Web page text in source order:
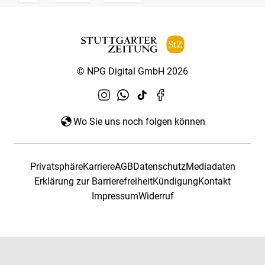
© NPG Digital GmbH 2026
Wo Sie uns noch folgen können
PrivatsphäreKarriereAGBDatenschutzMediadaten
Erklärung zur BarrierefreiheitKündigungKontakt
ImpressumWiderruf